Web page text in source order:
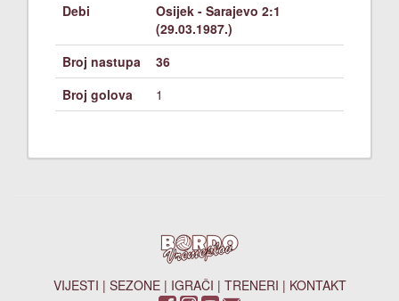
Debi
Osijek - Sarajevo 2:1
(29.03.1987.)
Broj nastupa
36
Broj golova
1
VIJESTI | SEZONE| IGRAČI | TRENERI | KONTAKT